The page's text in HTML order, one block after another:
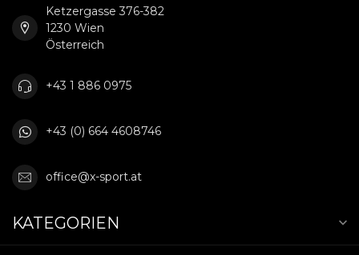
Ketzergasse 376-382
1230 Wien
Österreich
+43 1 886 0975
+43 (0) 664 4608746
office@x-sport.at
KATEGORIEN